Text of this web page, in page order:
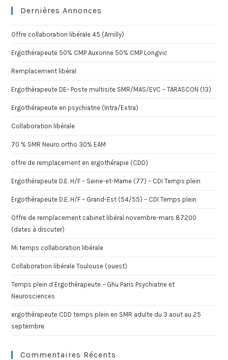
Dernières Annonces
Offre collaboration libérale 45 (Amilly)
Ergothérapeute 50% CMP Auxonne 50% CMP Longvic
Remplacement libéral
Ergothérapeute DE- Poste multisite SMR/MAS/EVC – TARASCON (13)
Ergothérapeute en psychiatrie (Intra/Extra)
Collaboration libérale
70 % SMR Neuro ortho 30% EAM
offre de remplacement en ergothérapie (CDD)
Ergothérapeute D.E. H/F – Seine-et-Marne (77) – CDI Temps plein
Ergothérapeute D.E. H/F – Grand-Est (54/55) – CDI Temps plein
Offre de remplacement cabinet libéral novembre-mars 87200
(dates à discuter)
Mi temps collaboration libérale
Collaboration libérale Toulouse (ouest)
Temps plein d’Ergothérapeute – Ghu Paris Psychiatrie et
Neurosciences
ergothérapeute CDD temps plein en SMR adulte du 3 aout au 25
septembre
Commentaires Récents